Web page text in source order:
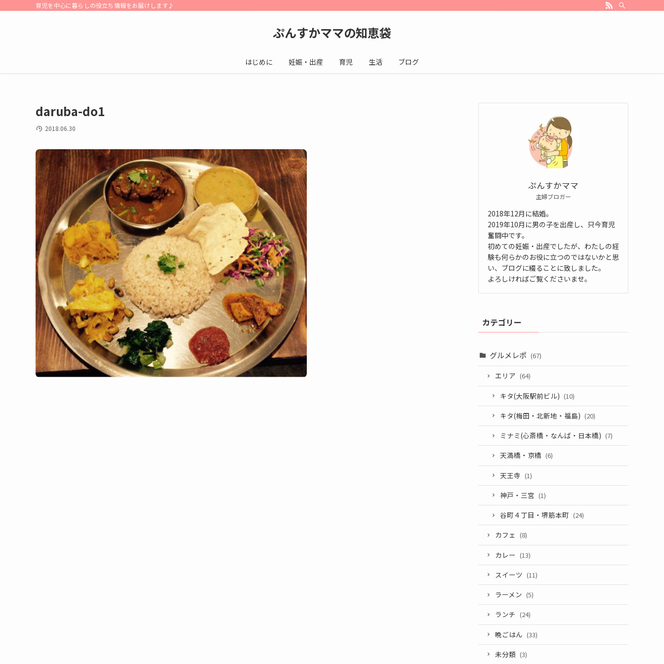
育児を中心に暮らしの役立ち情報をお届けします♪
ぷんすかママの知恵袋
はじめに 妊娠・出産 育児 生活 ブログ
daruba-do1
2018.06.30
ぷんすかママ
主婦ブロガー
2018年12月に結婚。
2019年10月に男の子を出産し、只今育児
奮闘中です。
初めての妊娠・出産でしたが、わたしの経
験も何らかのお役に立つのではないかと思
い、ブログに綴ることに致しました。
よろしければご覧くださいませ。
カテゴリー
グルメレポ (67)
エリア (64)
キタ(大阪駅前ビル) (10)
キタ(梅田・北新地・福島) (20)
ミナミ(心斎橋・なんば・日本橋) (7)
天満橋・京橋 (6)
天王寺 (1)
神戸・三宮 (1)
谷町４丁目・堺筋本町 (24)
カフェ (8)
カレー (13)
スイーツ (11)
ラーメン (5)
ランチ (24)
晩ごはん (33)
未分類 (3)